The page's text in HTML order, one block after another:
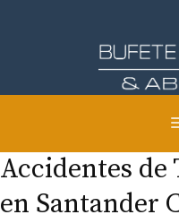
Accidentes de
en Santander